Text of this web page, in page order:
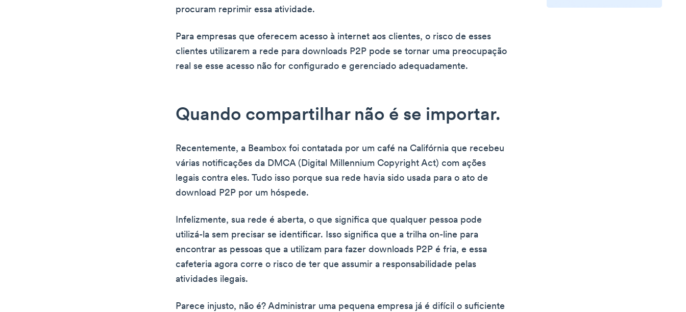
procuram reprimir essa atividade.
Para empresas que oferecem acesso à internet aos clientes, o risco de esses
clientes utilizarem a rede para downloads P2P pode se tornar uma preocupação
real se esse acesso não for configurado e gerenciado adequadamente.
Quando compartilhar não é se importar.
Recentemente, a Beambox foi contatada por um café na Califórnia que recebeu
várias notificações da DMCA (Digital Millennium Copyright Act) com ações
legais contra eles. Tudo isso porque sua rede havia sido usada para o ato de
download P2P por um hóspede.
Infelizmente, sua rede é aberta, o que significa que qualquer pessoa pode
utilizá-la sem precisar se identificar. Isso significa que a trilha on-line para
encontrar as pessoas que a utilizam para fazer downloads P2P é fria, e essa
cafeteria agora corre o risco de ter que assumir a responsabilidade pelas
atividades ilegais.
Parece injusto, não é? Administrar uma pequena empresa já é difícil o suficiente